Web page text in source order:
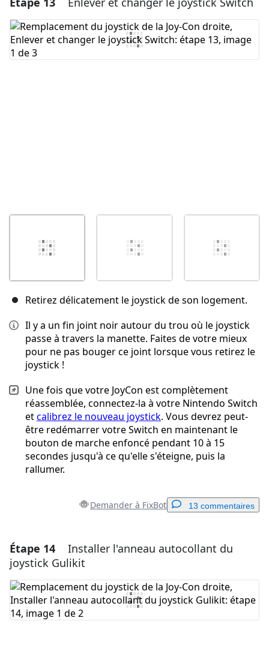
Ajouter un commentaire
Retirez délicatement le joystick de son logement.
Il y a un fin joint noir autour du trou où le joystick
passe à travers la manette. Faites de votre mieux
pour ne pas bouger ce joint lorsque vous retirez le
joystick !
Une fois que votre JoyCon est complètement
réassemblée, connectez-la à votre Nintendo Switch
etcalibrez le nouveau joystick. Vous devrez peut-
être redémarrer votre Switch en maintenant le
bouton de marche enfoncé pendant 10 à 15
secondes jusqu'à ce qu'elle s'éteigne, puis la
rallumer.
Demander à FixBot 13 commentaires
Ajouter un commentaire
Ajouter un commentaire
Étape 14
Installer l'anneau autocollant du
joystick Gulikit